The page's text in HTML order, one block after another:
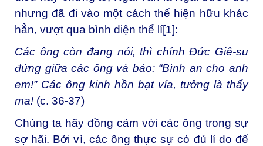
nhưng đã đi vào một cách thể hiện hữu khác
hẳn, vượt qua bình diện thể lí[1]:
Các ông còn đang nói, thì chính Đức Giê-su
đứng giữa các ông và bảo: “Bình an cho anh
em!” Các ông kinh hồn bạt vía, tưởng là thấy
ma! (c. 36-37)
Chúng ta hãy đồng cảm với các ông trong sự
sợ hãi. Bởi vì, các ông thực sự có đủ lí do để